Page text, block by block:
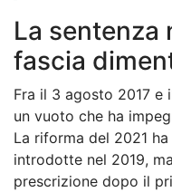
La sentenza
fascia
Fra il 3 agosto 2017 e
un vuoto che ha
La riforma del 2021
introdotte nel 2019,
prescrizione dopo il